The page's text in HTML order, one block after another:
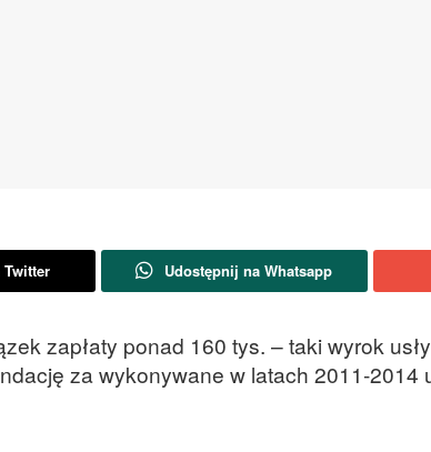
Udostępnij na Whatsapp
zapłaty ponad 160 tys. – taki wyrok
za wykonywane w latach 2011-2014